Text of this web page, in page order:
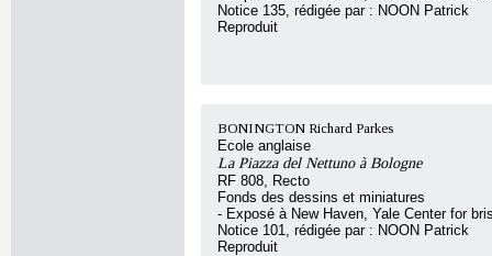
Notice 135, rédigée par : NOON Patrick
Reproduit
BONINGTON Richard Parkes
Ecole anglaise
La Piazza del Nettuno à Bologne
RF 808, Recto
Fonds des dessins et miniatures
- Exposé à New Haven, Yale Center for
Notice 101, rédigée par : NOON Patrick
Reproduit